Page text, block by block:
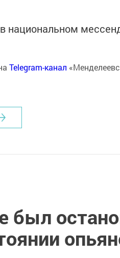
национальном
Telegram-канал
был